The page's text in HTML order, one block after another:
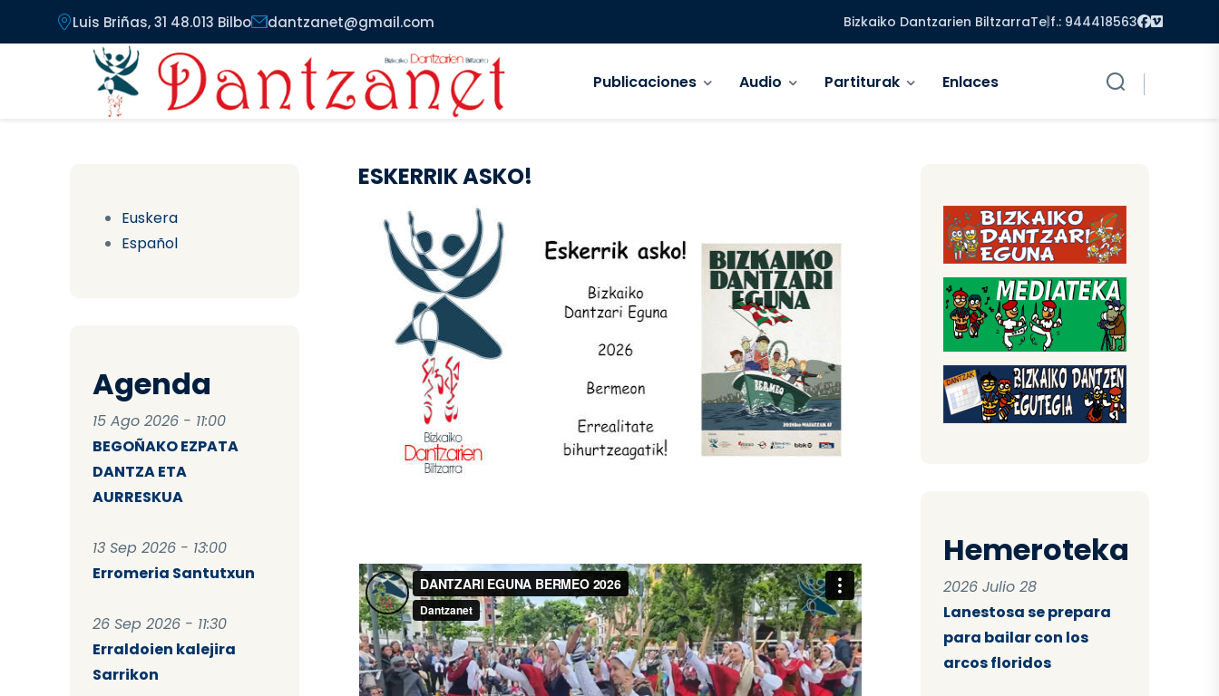
Pasar al contenido principal
Luis Briñas, 31 48.013 Bilbo dantzanet@gmail.com Bizkaiko Dantzarien BiltzarraTelf.: 944418563 Facebook
Vimeo
Publicaciones Audio Partiturak Enlaces
Euskera
Español
Agenda
15 Ago 2026 - 11:00
BEGOÑAKO EZPATA
DANTZA ETA
AURRESKUA
13 Sep 2026 - 13:00
Erromeria Santutxun
26 Sep 2026 - 11:30
Erraldoien kalejira
Sarrikon
ESKERRIK ASKO!
Hemeroteka
2026 Julio 28
Lanestosa se prepara
para bailar con los
arcos floridos